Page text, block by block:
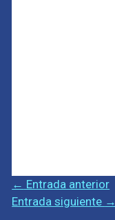
← Entrada anterior
Entrada siguiente →